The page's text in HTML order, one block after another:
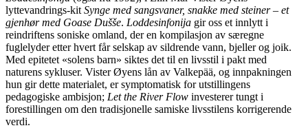
lyttevandrings-kit Synge med sangsvaner, snakke med steiner – et
gjenhør med Goase Dušše. Loddesinfonija gir oss et innlytt i
reindriftens soniske omland, der en kompilasjon av særegne
fuglelyder etter hvert får selskap av sildrende vann, bjeller og joik.
Med epitetet «solens barn» siktes det til en livsstil i pakt med
naturens sykluser. Vister Øyens lån av Valkepää, og innpakningen
hun gir dette materialet, er symptomatisk for utstillingens
pedagogiske ambisjon; Let the River Flow investerer tungt i
forestillingen om den tradisjonelle samiske livsstilens korrigerende
verdi.